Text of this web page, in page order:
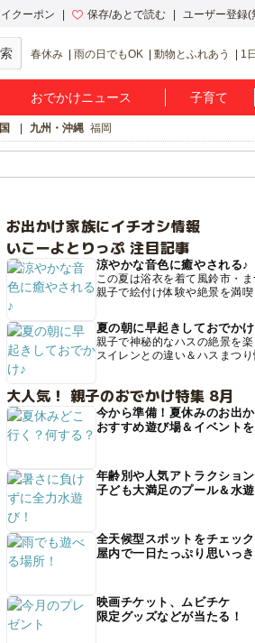
クーポン 保存/あとで読む ユーザー登録(
春休み 雨の日でもOK 動物とふれあう 1
おでかけニュース 子育て
九州・沖縄 福岡
お出かけ家族にイチオシ情報
いこーよとりっぷ 注目記事
涼やかな音色に癒やされる♪
この夏は浴衣を着て風鈴市・ま
親子で絵付け体験や絶景を満喫
夏の朝に早起きしておでか
親子で神秘的なハスの絶景を楽
スイレンとの違い＆ハスまつり
大人気！ 親子のおでかけ特集 8月
今から準備！夏休みのお出
おすすめ遊び場＆イベントを
年齢別や人気アトラクショ
子ども大満足のプール＆水
全天候型スポットをチェック
屋内で一日たっぷり思いっ
映画チケット、ムビチケ
限定グッズなどが当たる！